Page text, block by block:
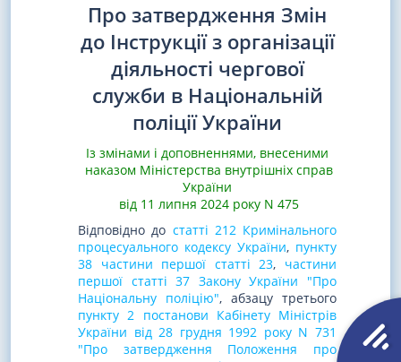
Про затвердження Змін
до Інструкції з організації
діяльності чергової
служби в Національній
поліції України
Із змінами і доповненнями, внесеними
наказом Міністерства внутрішніх справ
України
від 11 липня 2024 року N 475
Відповідно до статті 212 Кримінального
процесуального кодексу України, пункту
38 частини першої статті 23, частини
першої статті 37 Закону України "Про
Національну поліцію", абзацу третього
пункту 2 постанови Кабінету Міністрів
України від 28 грудня 1992 року N 731
"Про затвердження Положення про